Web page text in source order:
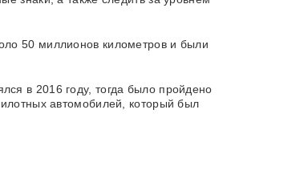
50 миллионов километров и были
в 2016 году, тогда было пройдено
автомобилей, который был